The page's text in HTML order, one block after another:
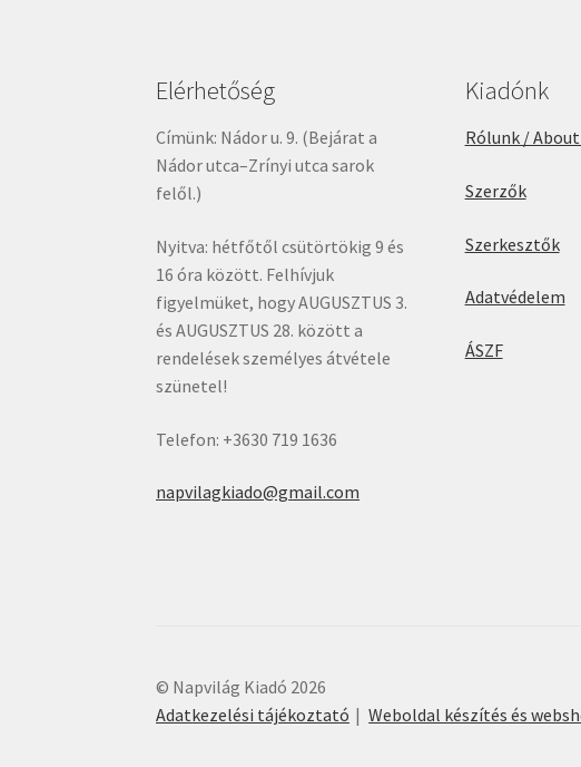
Elérhetőség
Címünk: Nádor u. 9. (Bejárat a
Nádor utca–Zrínyi utca sarok
felől.)
Nyitva: hétfőtől csütörtökig 9 és
16 óra között. Felhívjuk
figyelmüket, hogy AUGUSZTUS 3.
és AUGUSZTUS 28. között a
rendelések személyes átvétele
szünetel!
Telefon: +3630 719 1636
napvilagkiado@gmail.com
Kiadónk
Rólunk / About
Szerzők
Szerkesztők
Adatvédelem
ÁSZF
© Napvilág Kiadó 2026
Adatkezelési tájékoztató
Weboldal készítés és